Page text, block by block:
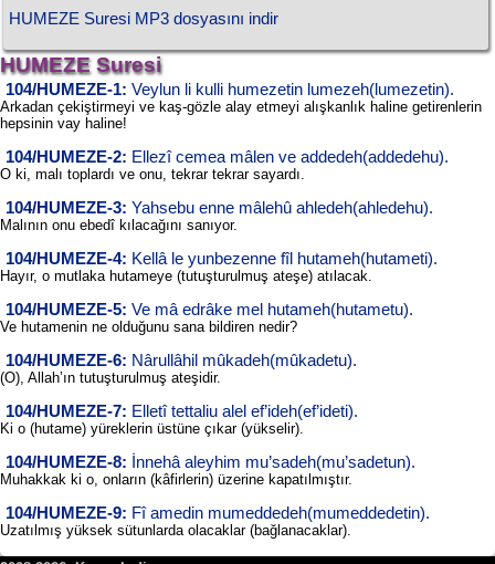
HUMEZE Suresi MP3 dosyasını indir
HUMEZE Suresi
104/HUMEZE-1: Veylun li kulli humezetin lumezeh(lumezetin).
Arkadan çekiştirmeyi ve kaş-gözle alay etmeyi alışkanlık haline getirenlerin
hepsinin vay haline!
104/HUMEZE-2: Ellezî cemea mâlen ve addedeh(addedehu).
O ki, malı toplardı ve onu, tekrar tekrar sayardı.
104/HUMEZE-3: Yahsebu enne mâlehû ahledeh(ahledehu).
Malının onu ebedî kılacağını sanıyor.
104/HUMEZE-4: Kellâ le yunbezenne fîl hutameh(hutameti).
Hayır, o mutlaka hutameye (tutuşturulmuş ateşe) atılacak.
104/HUMEZE-5: Ve mâ edrâke mel hutameh(hutametu).
Ve hutamenin ne olduğunu sana bildiren nedir?
104/HUMEZE-6: Nârullâhil mûkadeh(mûkadetu).
(O), Allah’ın tutuşturulmuş ateşidir.
104/HUMEZE-7: Elletî tettaliu alel ef’ideh(ef’ideti).
Ki o (hutame) yüreklerin üstüne çıkar (yükselir).
104/HUMEZE-8: İnnehâ aleyhim mu’sadeh(mu’sadetun).
Muhakkak ki o, onların (kâfirlerin) üzerine kapatılmıştır.
104/HUMEZE-9: Fî amedin mumeddedeh(mumeddedetin).
Uzatılmış yüksek sütunlarda olacaklar (bağlanacaklar).